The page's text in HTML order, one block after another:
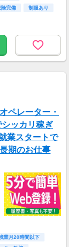
完備 制服あり
ペレーター・
ッカリ稼ぎ
業スタートで
期のお仕事
業月20時間以下